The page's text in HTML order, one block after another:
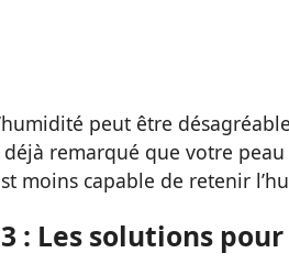
peut être
remarqué que votre peau
moins capable de retenir
: Les solutions